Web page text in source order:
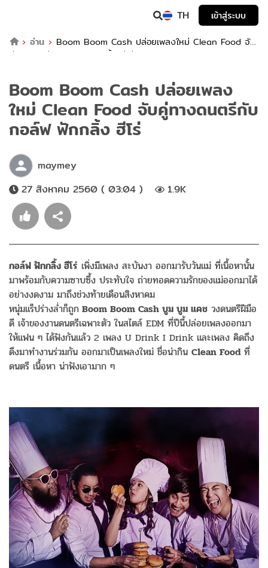
TH
เข้าสู่ระบบ
อ่าน
Boom Boom Cash ปล่อยเพลงใหม่ Clean Food จับ
คู่ทางดนตรีกับ กอล์ฟ ฟักกลิ้ง ฮีโร่
Boom Boom Cash ปล่อยเพลง
ใหม่ Clean Food จับคู่ทางดนตรีกับ
กอล์ฟ ฟักกลิ้ง ฮีโร่
maymey
27 สิงหาคม 2560 ( 03:04 )
1.9K
กอล์ฟ ฟักกลิ้ง ฮีโร่ เพิ่งมีเพลง สะบันงา ออกมารับวันแม่ ที่เนื้อหานั้น
มาพร้อมกับความซาบซึ้ง ประทับใจ ถ่ายทอดความรักของแม่ออกมาได้
อย่างงดงาม มาถึงช่วงท้ายเดือนสิงหาคม
หนุ่มแร็ปร่างล่ำก็ถูก Boom Boom Cash บูม บูม แคช วงดนตรีฝีมือ
ดี เจ้าของงานดนตรีเฉพาะตัว ในสไตล์ EDM ที่ปีนี้ปล่อยเพลงออกมา
ให้แฟน ๆ ได้ฟังกันแล้ว 2 เพลง U Drink I Drink และเพลง คิดถึง
ดึงมาทำงานร่วมกัน ออกมาเป็นเพลงใหม่ ชื่อน่ากิน Clean Foodที่
ดนตรี เนื้อหา น่าฟังเอามาก ๆ